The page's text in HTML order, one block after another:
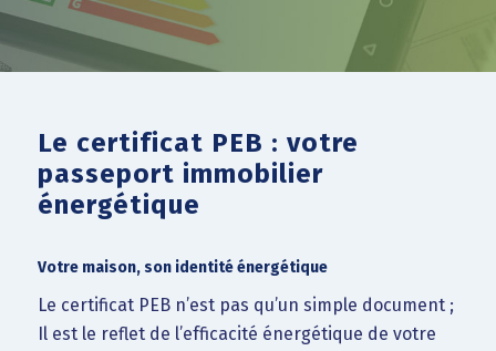
Le certificat PEB : votre
passeport immobilier
énergétique
Votre maison, son identité énergétique
Le certificat PEB n’est pas qu’un simple document ;
Il est le reflet de l’efficacité énergétique de votre